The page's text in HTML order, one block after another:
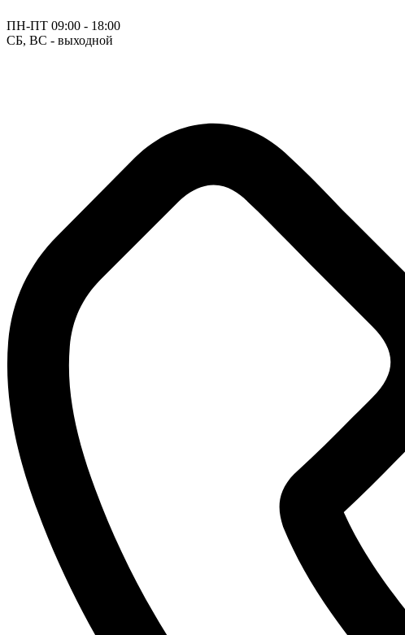
ПН-ПТ 09:00 - 18:00
СБ, ВС - выходной